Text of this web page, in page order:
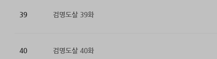
39 검명도살 39화
40 검명도살 40화